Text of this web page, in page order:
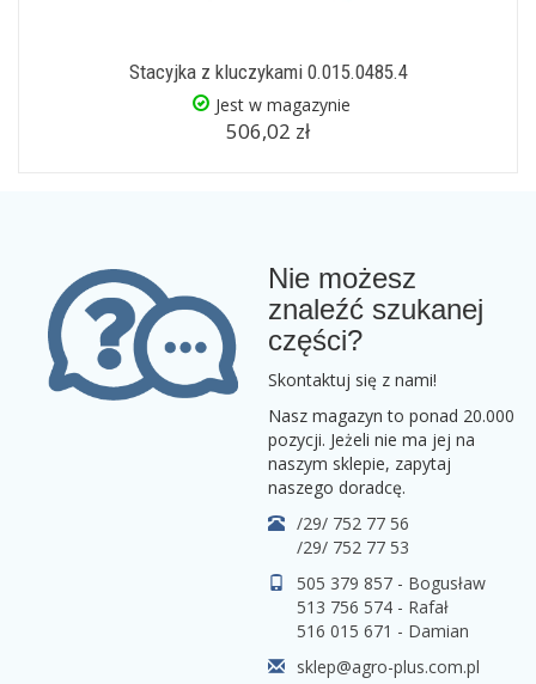
Stacyjka z kluczykami 0.015.0485.4
Jest w magazynie
506,02 zł
Nie możesz
znaleźć szukanej
części?
Skontaktuj się z nami!
Nasz magazyn to ponad 20.000
pozycji. Jeżeli nie ma jej na
naszym sklepie, zapytaj
naszego doradcę.
/29/ 752 77 56
/29/ 752 77 53
505 379 857 - Bogusław
513 756 574 - Rafał
516 015 671 - Damian
sklep@agro-plus.com.pl